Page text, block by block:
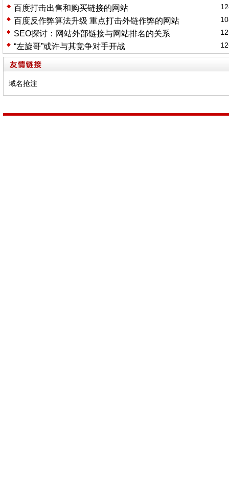
百度打击出售和购买链接的网站
百度反作弊算法升级 重点打击外链作弊的网站
SEO探讨：网站外部链接与网站排名的关系
“左旋哥”或许与其竞争对手开战
域名抢注